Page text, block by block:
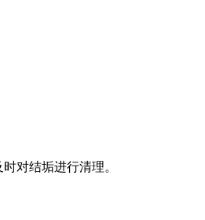
对结垢进行清理。